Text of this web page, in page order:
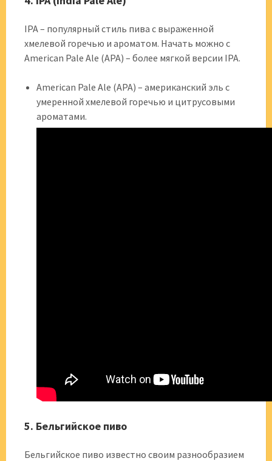
IPA – популярный стиль пива с выраженной
хмелевой горечью и ароматом. Начать можно с
American Pale Ale (APA) – более мягкой версии IPA.
American Pale Ale (APA) – американский эль с
умеренной хмелевой горечью и цитрусовыми
ароматами.
5. Бельгийское пиво
Бельгийское пиво известно своим разнообразием